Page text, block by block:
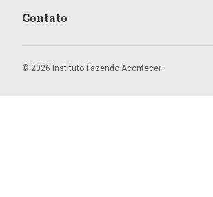
Contato
© 2026 Instituto Fazendo Acontecer